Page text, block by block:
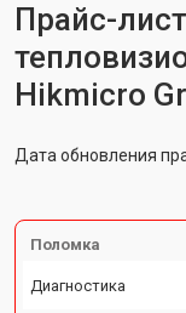
Прайс-
Hikmicro
Дата обновления
Поломка
Диагностика